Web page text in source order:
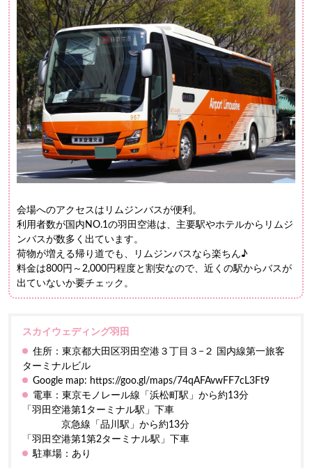
会場へのアクセスはリムジンバスが便利。
利用者数が国内NO.1の羽田空港は、主要駅やホテルからリムジ
ンバスが数多く出ています。
荷物が増える帰り道でも、リムジンバスなら楽ちん♪
料金は800円～2,000円程度と割安なので、近くの駅からバスが
出ていないか要チェック。
スカイウェディング羽田
住所：東京都大田区羽田空港３丁目３−２ 国内線第一旅客
ターミナルビル
Google map: https://goo.gl/maps/74qAFAvwFF7cL3Ft9
電車：東京モノレール線「浜松町駅」から約13分
「羽田空港第1ターミナル駅」下車
京急線「品川駅」から約13分
「羽田空港第1第2ターミナル駅」下車
駐車場：あり